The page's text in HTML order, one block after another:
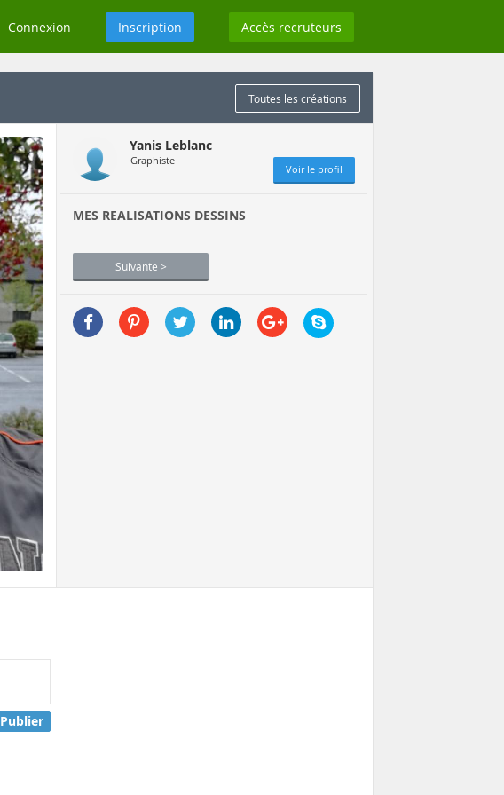
Connexion Inscription Accès recruteurs
Toutes les créations
Yanis Leblanc
Graphiste
Voir le profil
MES REALISATIONS DESSINS
Suivante >
Publier